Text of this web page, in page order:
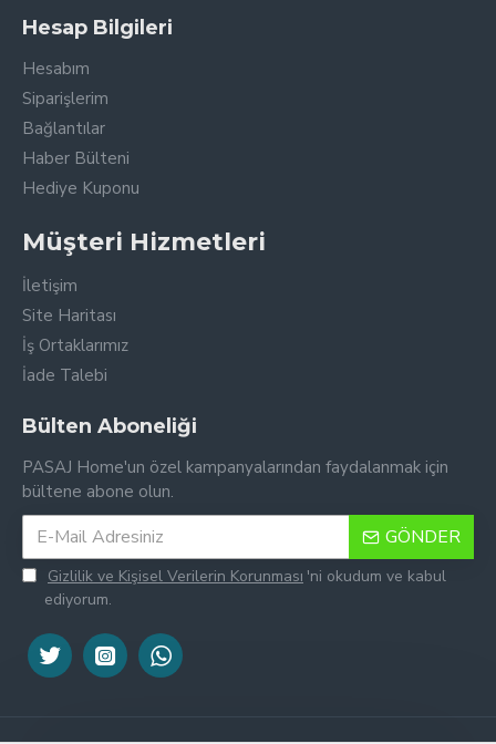
Hesap Bilgileri
Hesabım
Siparişlerim
Bağlantılar
Haber Bülteni
Hediye Kuponu
Müşteri Hizmetleri
İletişim
Site Haritası
İş Ortaklarımız
İade Talebi
Bülten Aboneliği
PASAJ Home'un özel kampanyalarından faydalanmak için
bültene abone olun.
GÖNDER
Gizlilik ve Kişisel Verilerin Korunması 'ni okudum ve kabul
ediyorum.